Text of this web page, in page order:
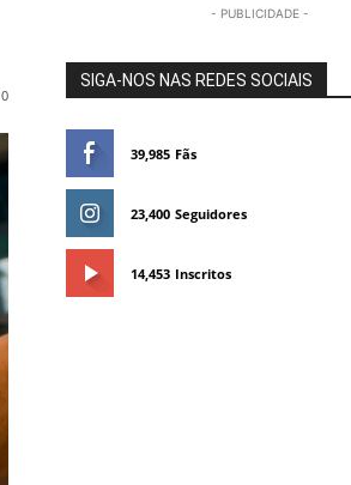
0
- PUBLICIDADE -
SIGA-NOS NAS REDES SOCIAIS
39,985 Fãs
23,400 Seguidores
14,453 Inscritos